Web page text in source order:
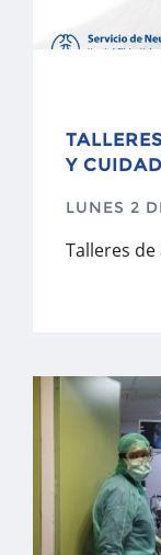
Y
LUNES 2
Talleres